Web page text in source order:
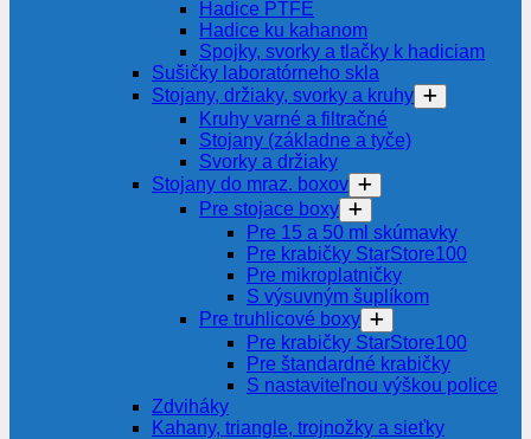
Hadice PTFE
Hadice ku kahanom
Spojky, svorky a tlačky k hadiciam
Sušičky laboratórneho skla
Stojany, držiaky, svorky a kruhy
Kruhy varné a filtračné
Stojany (základne a tyče)
Svorky a držiaky
Stojany do mraz. boxov
Pre stojace boxy
Pre 15 a 50 ml skúmavky
Pre krabičky StarStore100
Pre mikroplatničky
S výsuvným šuplíkom
Pre truhlicové boxy
Pre krabičky StarStore100
Pre štandardné krabičky
S nastaviteľnou výškou police
Zdviháky
Kahany, triangle, trojnožky a sieťky